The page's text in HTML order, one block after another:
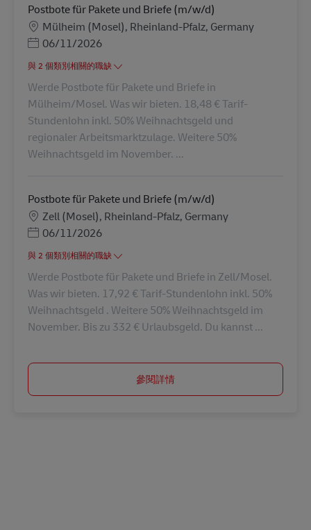
Postbote für Pakete und Briefe (m/w/d)
地點Mülheim (Mosel), Rheinland-Pfalz, Germany
Posted Date
06/11/2026
與 2 個類別相關的職缺
Werde Postbote für Pakete und Briefe in
Mülheim/Mosel. Was wir bieten. 18,48 € Tarif-
Stundenlohn inkl. 50% Weihnachtsgeld und
regionaler Arbeitsmarktzulage. Weitere 50%
Weihnachtsgeld im November. ...
Postbote für Pakete und Briefe (m/w/d)
地點Zell (Mosel), Rheinland-Pfalz, Germany
Posted Date
06/11/2026
與 2 個類別相關的職缺
Werde Postbote für Pakete und Briefe in Zell/Mosel.
Was wir bieten. 17,92 € Tarif-Stundenlohn inkl. 50%
Weihnachtsgeld . Weitere 50% Weihnachtsgeld im
November. Bis zu 332 € Urlaubsgeld. Du kannst ...
參閱詳情